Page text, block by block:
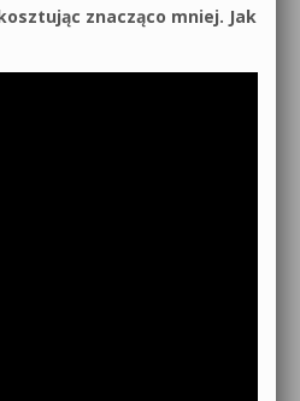
Massiveznacząco mniej. Jak